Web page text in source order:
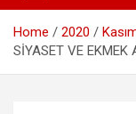
Home 2020
SİYASET VE EKMEK